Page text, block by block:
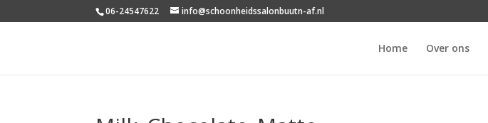
06-24547622 info@schoonheidssalonbuutn-af.nl
Home Over ons